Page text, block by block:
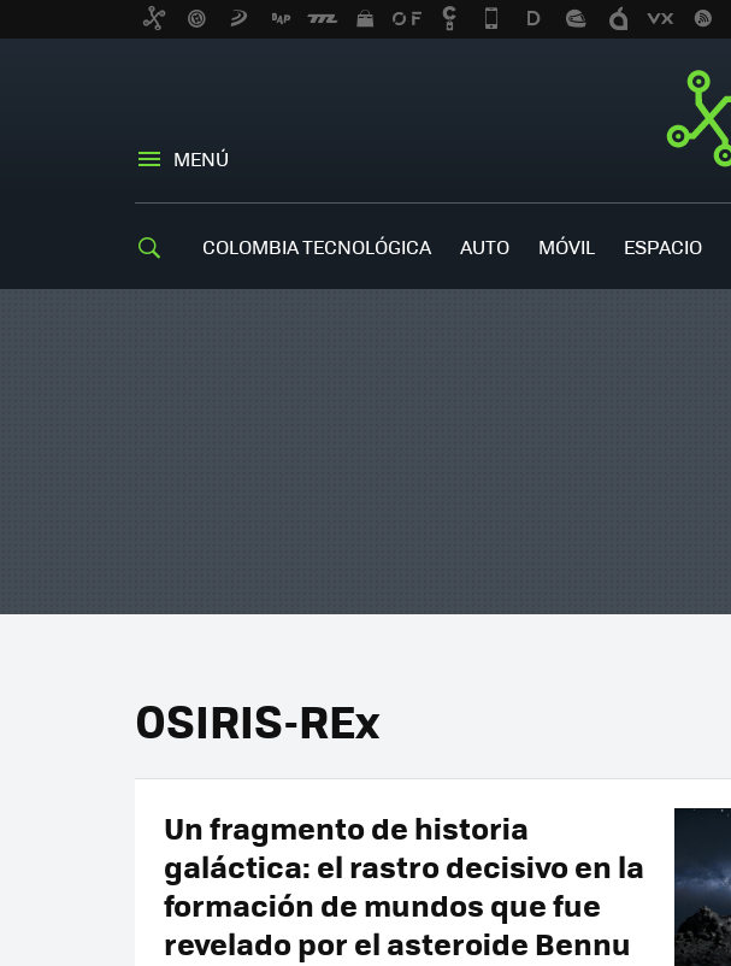
MENÚ
COLOMBIA TECNOLÓGICA AUTO MÓVIL ESPACIO
OSIRIS-REx
Un fragmento de historia
galáctica: el rastro decisivo en la
formación de mundos que fue
revelado por el asteroide Bennu